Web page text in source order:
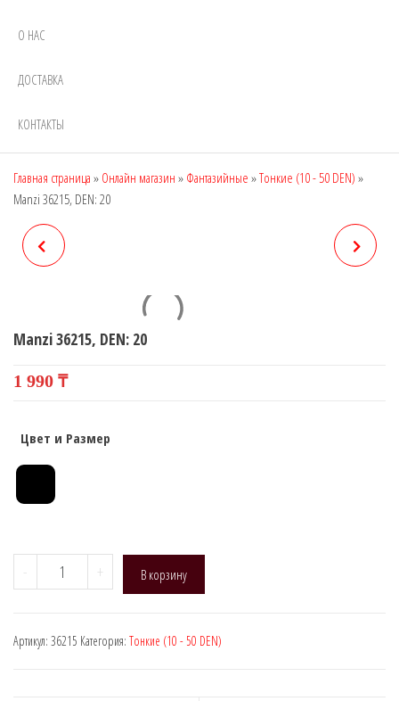
О НАС
ДОСТАВКА
КОНТАКТЫ
Главная страница » Онлайн магазин » Фантазийные »Тонкие (10 - 50 DEN) »
Manzi 36215, DEN: 20
Manzi 36215, DEN: 20
1 990 ₸
Цвет и Размер
-
Количество
товара
DEN:
+ В корзину
Артикул: 36215 Категория: Тонкие (10 - 50 DEN)